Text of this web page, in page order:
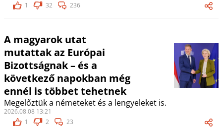
1
32 236
A magyarok utat
mutattak az Európai
Bizottságnak – és a
következő napokban még
ennél is többet tehetnek
Megelőztük a németeket és a lengyeleket is.
2026.08.08 13:21
1
2 23